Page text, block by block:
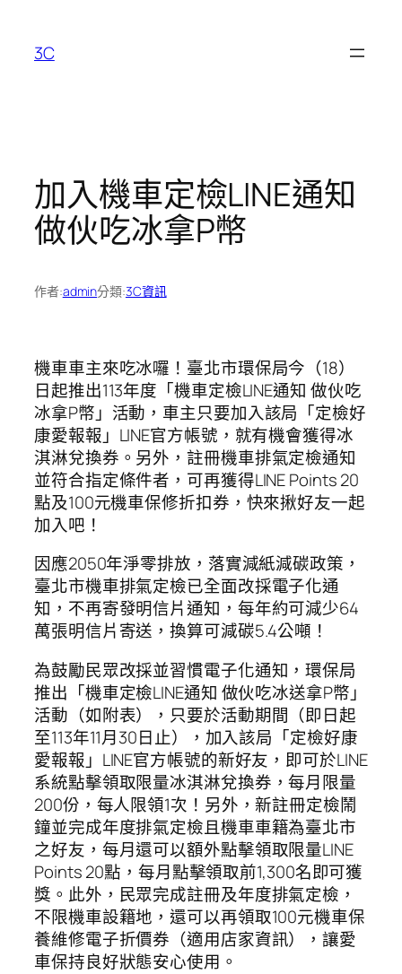
3C
加入機車定檢LINE通知
做伙吃冰拿P幣
作者:admin分類:3C資訊
機車車主來吃冰囉！臺北市環保局今（18）
日起推出113年度「機車定檢LINE通知 做伙吃
冰拿P幣」活動，車主只要加入該局「定檢好
康愛報報」LINE官方帳號，就有機會獲得冰
淇淋兌換券。另外，註冊機車排氣定檢通知
並符合指定條件者，可再獲得LINE Points 20
點及100元機車保修折扣券，快來揪好友一起
加入吧！
因應2050年淨零排放，落實減紙減碳政策，
臺北市機車排氣定檢已全面改採電子化通
知，不再寄發明信片通知，每年約可減少64
萬張明信片寄送，換算可減碳5.4公噸！
為鼓勵民眾改採並習慣電子化通知，環保局
推出「機車定檢LINE通知 做伙吃冰送拿P幣」
活動（如附表），只要於活動期間（即日起
至113年11月30日止），加入該局「定檢好康
愛報報」LINE官方帳號的新好友，即可於LINE
系統點擊領取限量冰淇淋兌換券，每月限量
200份，每人限領1次！另外，新註冊定檢鬧
鐘並完成年度排氣定檢且機車車籍為臺北市
之好友，每月還可以額外點擊領取限量LINE
Points 20點，每月點擊領取前1,300名即可獲
獎。此外，民眾完成註冊及年度排氣定檢，
不限機車設籍地，還可以再領取100元機車保
養維修電子折價券（適用店家資訊），讓愛
車保持良好狀態安心使用。